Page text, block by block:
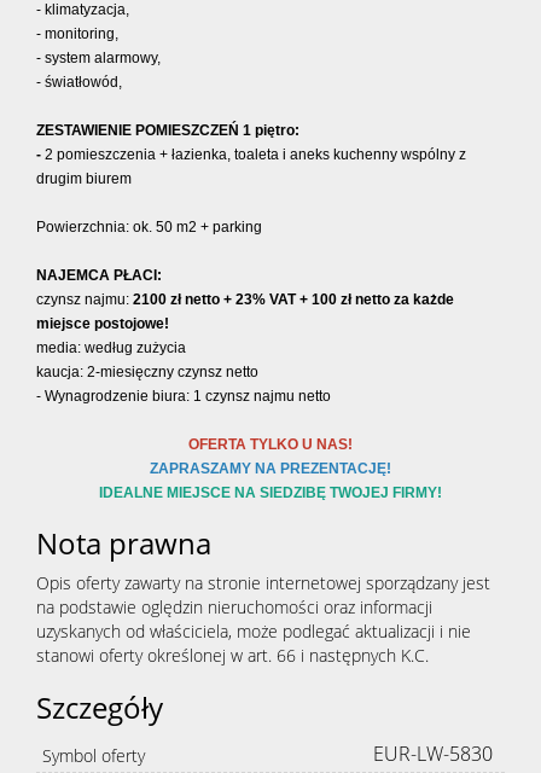
- klimatyzacja,
- monitoring,
- system alarmowy,
- światłowód,
ZESTAWIENIE POMIESZCZEŃ 1 piętro:
- 2 pomieszczenia + łazienka, toaleta i aneks kuchenny wspólny z
drugim biurem
Powierzchnia: ok. 50 m2 + parking
NAJEMCA PŁACI:
czynsz najmu: 2100 zł netto + 23% VAT + 100 zł netto za każde
miejsce postojowe!
media: według zużycia
kaucja: 2-miesięczny czynsz netto
- Wynagrodzenie biura: 1 czynsz najmu netto
OFERTA TYLKO U NAS!
ZAPRASZAMY NA PREZENTACJĘ!
IDEALNE MIEJSCE NA SIEDZIBĘ TWOJEJ FIRMY!
Nota prawna
Opis oferty zawarty na stronie internetowej sporządzany jest
na podstawie oględzin nieruchomości oraz informacji
uzyskanych od właściciela, może podlegać aktualizacji i nie
stanowi oferty określonej w art. 66 i następnych K.C.
Szczegóły
Symbol oferty EUR-LW-5830